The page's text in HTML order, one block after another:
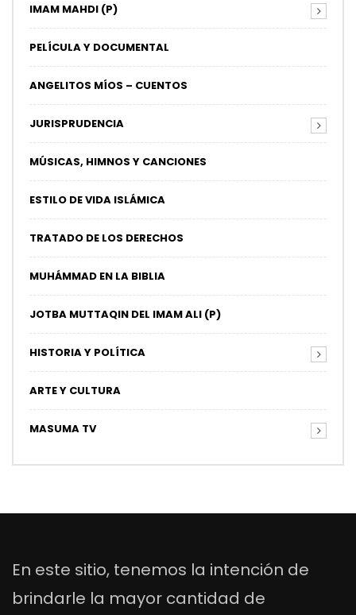
IMAM MAHDI (P)
PELÍCULA Y DOCUMENTAL
ANGELITOS MÍOS – CUENTOS
JURISPRUDENCIA
MÚSICAS, HIMNOS Y CANCIONES
ESTILO DE VIDA ISLÁMICA
TRATADO DE LOS DERECHOS
MUHÁMMAD EN LA BIBLIA
JOTBA MUTTAQIN DEL IMAM ALI (P)
HISTORIA Y POLÍTICA
ARTE Y CULTURA
MASUMA TV
En este sitio, tenemos la intención de
brindarle la mayor cantidad de